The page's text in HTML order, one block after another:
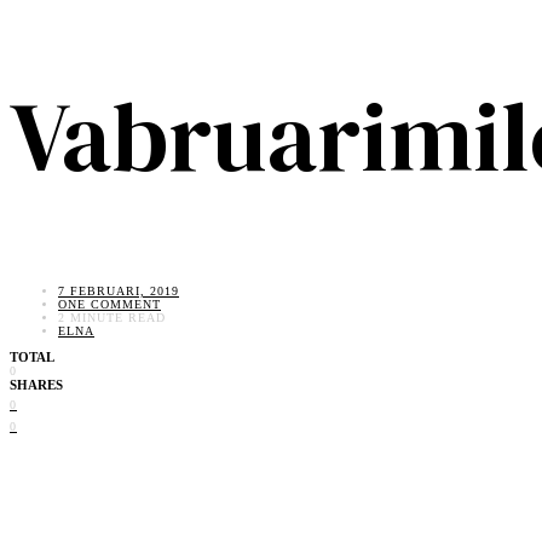
7 FEBRUARI, 2019
ONE COMMENT
2 MINUTE READ
ELNA
TOTAL
0
SHARES
0
0